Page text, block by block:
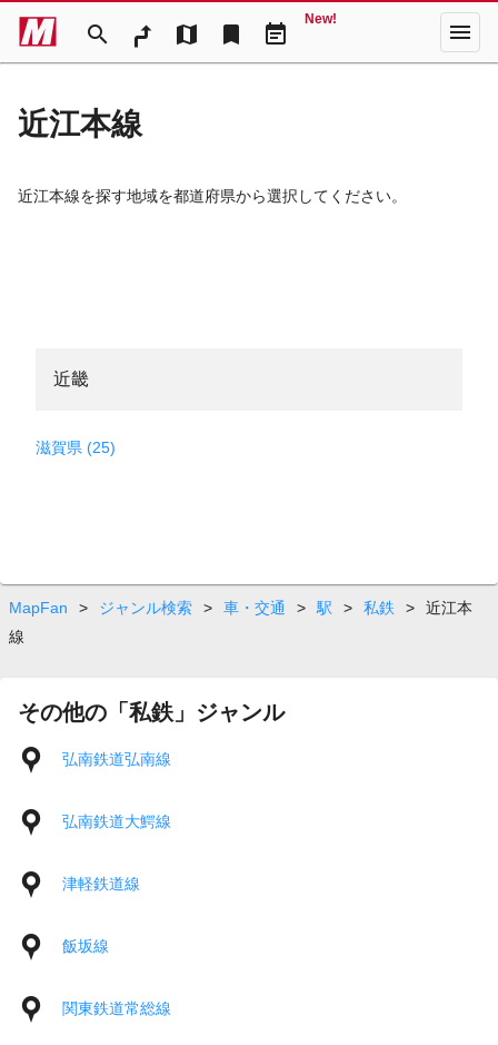
search map bookmark event_note
New! menu
近江本線
近江本線を探す地域を都道府県から選択してください。
近畿
滋賀県 (25)
MapFan > ジャンル検索 > 車・交通 > 駅 > 私鉄 >
近江本
線
その他の「私鉄」ジャンル
弘南鉄道弘南線
弘南鉄道大鰐線
津軽鉄道線
飯坂線
関東鉄道常総線